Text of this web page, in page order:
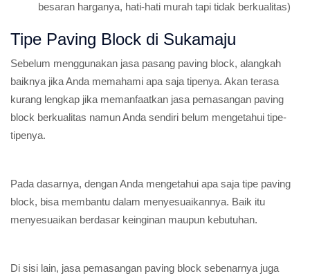
besaran harganya, hati-hati murah tapi tidak berkualitas)
Tipe Paving Block di Sukamaju
Sebelum menggunakan jasa pasang paving block, alangkah
baiknya jika Anda memahami apa saja tipenya. Akan terasa
kurang lengkap jika memanfaatkan jasa pemasangan paving
block berkualitas namun Anda sendiri belum mengetahui tipe-
tipenya.
Pada dasarnya, dengan Anda mengetahui apa saja tipe paving
block, bisa membantu dalam menyesuaikannya. Baik itu
menyesuaikan berdasar keinginan maupun kebutuhan.
Di sisi lain, jasa pemasangan paving block sebenarnya juga